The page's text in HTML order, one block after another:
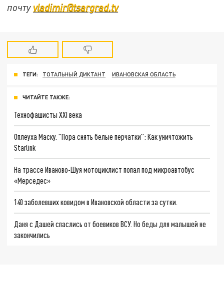
почту vladimir@tsargrad.tv
ТЕГИ: ТОТАЛЬНЫЙ ДИКТАНТ ИВАНОВСКАЯ ОБЛАСТЬ
ЧИТАЙТЕ ТАКЖЕ:
Технофашисты XXI века
Оплеуха Маску. "Пора снять белые перчатки": Как уничтожить
Starlink
На трассе Иваново-Шуя мотоциклист попал под микроавтобус
«Мерседес»
140 заболевших ковидом в Ивановской области за сутки.
Даня с Дашей спаслись от боевиков ВСУ. Но беды для малышей не
закончились